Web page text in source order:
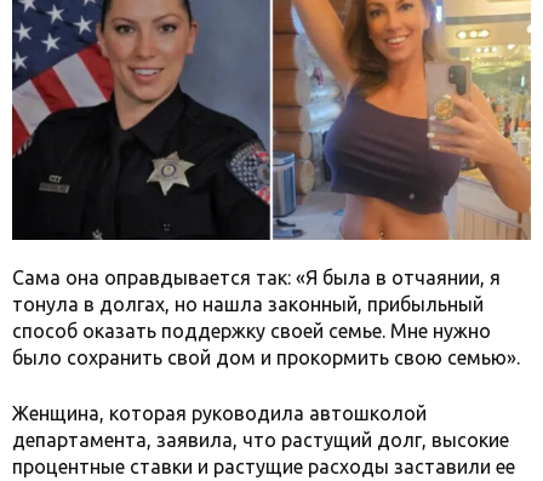
Сама она оправдывается так: «Я была в отчаянии, я
тонула в долгах, но нашла законный, прибыльный
способ оказать поддержку своей семье. Мне нужно
было сохранить свой дом и прокормить свою семью».
Женщина, которая руководила автошколой
департамента, заявила, что растущий долг, высокие
процентные ставки и растущие расходы заставили ее